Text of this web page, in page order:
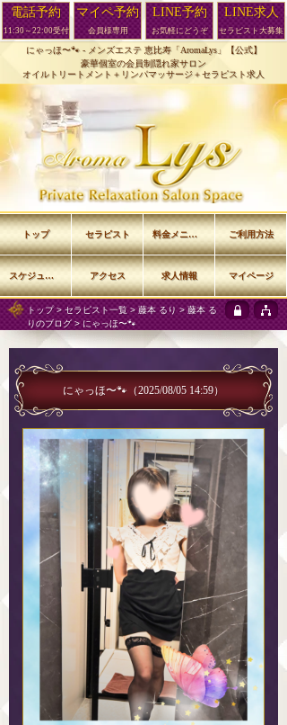
にゃっほ〜🐾 - メンズエステ 恵比寿「AromaLys」【公式】
豪華個室の会員制隠れ家サロン
オイルトリートメント＋リンパマッサージ＋セラピスト求人
トップ> セラピスト一覧 >藤本 るり >藤本 る
りのブログ> にゃっほ〜🐾
にゃっほ〜🐾 （2025/08/05 14:59）
トップ セラピスト 料金メニュー ご利用方法
スケジュール アクセス 求人情報 マイページ
電話予約
11:30～22:00受付
マイペ予約
会員様専用
LINE予約
お気軽にどうぞ
LINE求人
セラピスト大募集